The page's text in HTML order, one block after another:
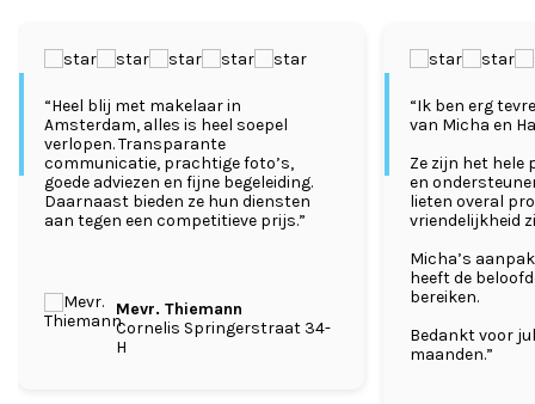
“Heel blij met makelaar in
Amsterdam, alles is heel soepel
verlopen. Transparante
communicatie, prachtige foto’s,
goede adviezen en fijne begeleiding.
Daarnaast bieden ze hun diensten
aan tegen een competitieve prijs.”
Mevr. Thiemann
Cornelis Springerstraat 34-
H
“Ik ben erg
van Micha en
Ze zijn het hele
en
lieten overal
vriendelijkheid
Micha’s
heeft de
bereiken.
Bedankt voor
maanden.”